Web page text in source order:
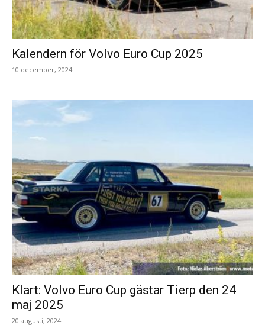
Kalendern för Volvo Euro Cup 2025
10 december, 2024
Klart: Volvo Euro Cup gästar Tierp den 24
maj 2025
20 augusti, 2024